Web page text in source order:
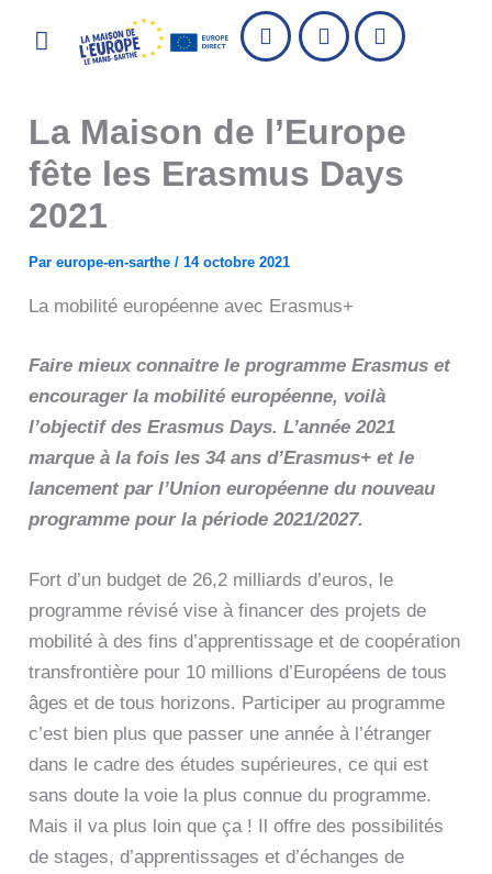
Menu
La Maison de l’Europe
fête les Erasmus Days
2021
Pareurope-en-sarthe/14 octobre 2021
La mobilité européenne avec Erasmus+
Faire mieux connaitre le programme Erasmus et
encourager la mobilité européenne, voilà
l’objectif des Erasmus Days. L’année 2021
marque à la fois les 34 ans d’Erasmus+ et le
lancement par l’Union européenne du nouveau
programme pour la période 2021/2027.
Fort d’un budget de 26,2 milliards d’euros, le
programme révisé vise à financer des projets de
mobilité à des fins d’apprentissage et de coopération
transfrontière pour 10 millions d’Européens de tous
âges et de tous horizons. Participer au programme
c’est bien plus que passer une année à l’étranger
dans le cadre des études supérieures, ce qui est
sans doute la voie la plus connue du programme.
Mais il va plus loin que ça ! Il offre des possibilités
de stages, d’apprentissages et d’échanges de